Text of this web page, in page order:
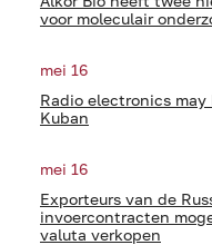
voor moleculair
mei 16
Radio electronics
Kuban
mei 16
Exporteurs van de
invoercontracten
valuta verkopen